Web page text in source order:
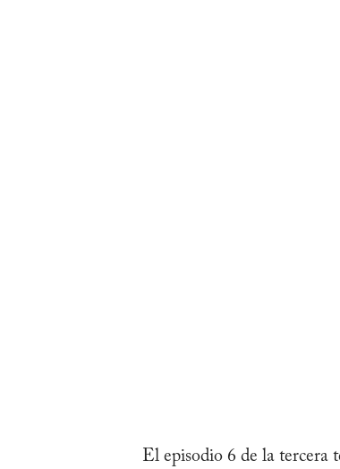
El episodio 6 de la tercera